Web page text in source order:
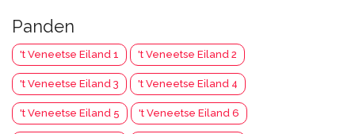
Panden
't Veneetse Eiland 1 't Veneetse Eiland 2
't Veneetse Eiland 3 't Veneetse Eiland 4
't Veneetse Eiland 5 't Veneetse Eiland 6